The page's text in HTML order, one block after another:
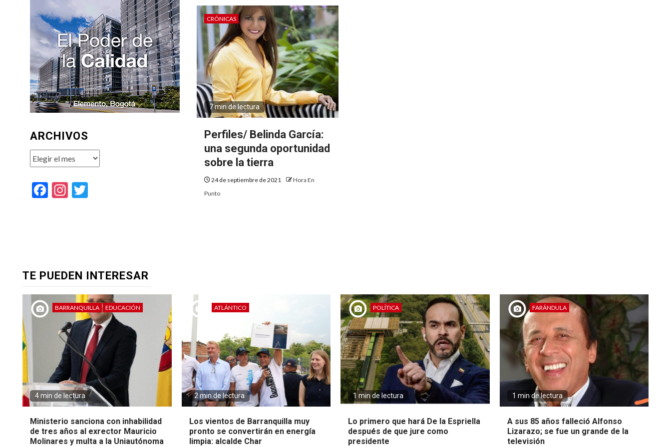
CRÓNICAS
7 min de lectura
Perfiles/ Belinda García:
una segunda oportunidad
sobre la tierra
24 de septiembre de 2021
Hora En
Punto
ARCHIVOS
Archivos
Facebook
Instagram
TE PUEDEN INTERESAR
BARRANQUILLA EDUCACIÓN
4 min de lectura
Ministerio sanciona con inhabilidad
de tres años al exrector Mauricio
Molinares y multa a la Uniautónoma
ATLÁNTICO
2 min de lectura
Los vientos de Barranquilla muy
pronto se convertirán en energía
limpia: alcalde Char
POLÍTICA
1 min de lectura
Lo primero que hará De la Espriella
después de que jure como
presidente
FARÁNDULA
1 min de lectura
A sus 85 años falleció Alfonso
Lizarazo; se fue un grande de la
televisión